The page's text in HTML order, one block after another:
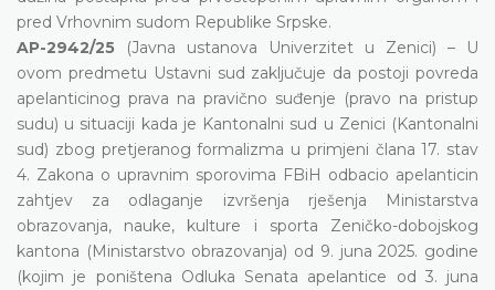
pred Vrhovnim sudom Republike Srpske.
AP-2942/25 (Javna ustanova Univerzitet u Zenici) – U
ovom predmetu Ustavni sud zaključuje da postoji povreda
apelanticinog prava na pravično suđenje (pravo na pristup
sudu) u situaciji kada je Kantonalni sud u Zenici (Kantonalni
sud) zbog pretjeranog formalizma u primjeni člana 17. stav
4. Zakona o upravnim sporovima FBiH odbacio apelanticin
zahtjev za odlaganje izvršenja rješenja Ministarstva
obrazovanja, nauke, kulture i sporta Zeničko-dobojskog
kantona (Ministarstvo obrazovanja) od 9. juna 2025. godine
(kojim je poništena Odluka Senata apelantice od 3. juna